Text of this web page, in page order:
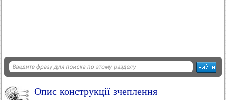
Опис конструкції зчеплення